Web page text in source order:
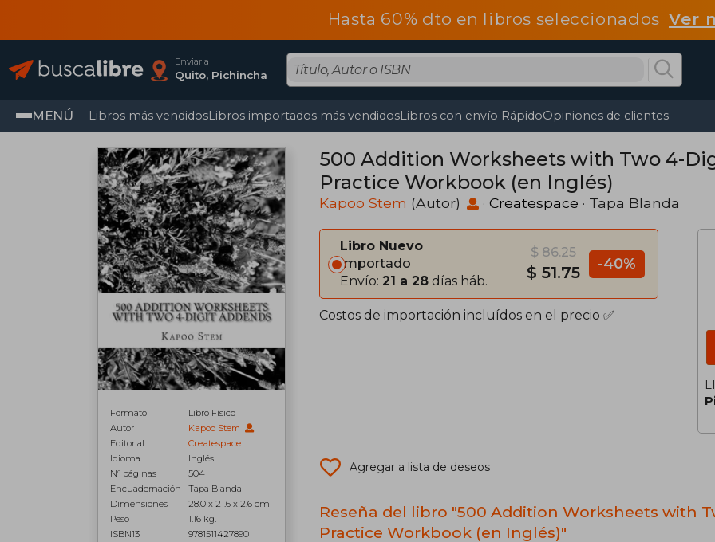
Hasta 60% dto en libros seleccionadosVer
Enviar a
Quito, Pichincha
MENÚ Libros más vendidosLibros importados más vendidosLibros con envío RápidoOpiniones de clientes
Formato
Libro Físico
Autor
Kapoo Stem
Editorial
Createspace
Idioma
Inglés
N° páginas
504
Encuadernación
Tapa Blanda
Dimensiones
28.0 x 21.6 x 2.6 cm
Peso
1.16 kg.
ISBN13
9781511427890
500 Addition Worksheets with Two 4-
Practice Workbook (en Inglés)
Kapoo Stem (Autor) · Createspace · Tapa Blanda
Libro Nuevo
Importado
Envío: 21 a 28 días háb.
$ 86.25
$ 51.75 -40%
Costos de importación incluídos en el precio ✅
Agregar a lista de deseos
Reseña del libro "500 Addition Worksheets with
Practice Workbook (en Inglés)"